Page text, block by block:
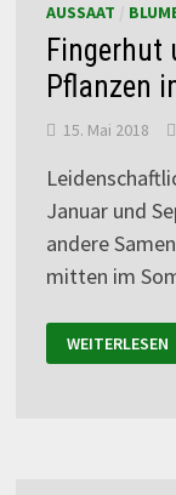
AUSSAAT
Fingerhut
Pflanzen
15. Mai 2018
Januar und
andere
mitten im
WEITERLESEN